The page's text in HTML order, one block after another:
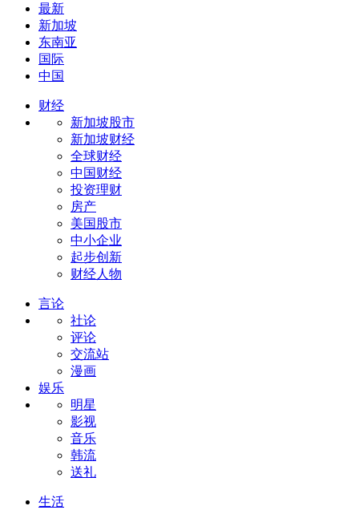
最新
新加坡
东南亚
国际
中国
财经
新加坡股市
新加坡财经
全球财经
中国财经
投资理财
房产
美国股市
中小企业
起步创新
财经人物
言论
社论
评论
交流站
漫画
娱乐
明星
影视
音乐
韩流
送礼
生活